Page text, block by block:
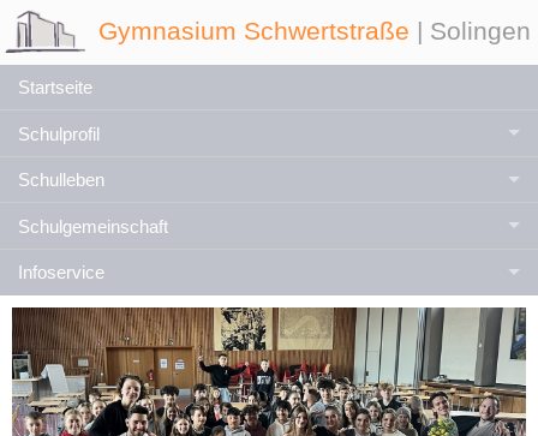
Gymnasium Schwertstraße | Solingen
Startseite
Schulprofil
Schulleben
Schulgemeinschaft
Infoservice